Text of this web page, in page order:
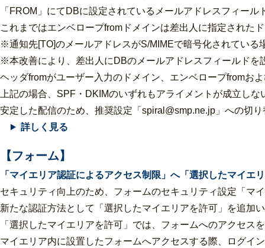
「FROM」にてDBに設定されているメールアドレスフィール
これまではエンベロープfromドメインは差出人に指定された
※通知先[TO]のメールアドレスがS/MIMEで暗号化されてい
※本改善により、差出人にDBのメールアドレスフィールドを
ヘッダfromがユーザー入力のドメイン、エンベロープfromお
上記の場合、SPF・DKIMのいずれもアライメントが成立し
安定した配信のため、推奨設定「spiral@smp.ne.jp」への切
詳しく見る
【フォーム】
「マイエリア認証によるアクセス制限」へ「選択したマイエ
セキュリティ向上のため、フォームのセキュリティ設定「マ
新たな認証方法として「選択したマイエリアを許可」を追加
「選択したマイエリアを許可」では、フォームへのアクセ
マイエリア内に設置したフォームへアクセスする際、ログイ